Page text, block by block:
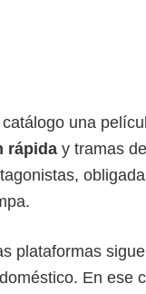
una
rápida y tramas
plataformas
En ese